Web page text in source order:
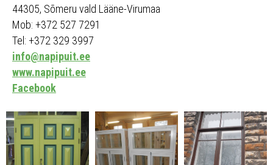
44305, Sõmeru vald Lääne-Virumaa
Mob: +372 527 7291
Tel: +372 329 3997
info@napipuit.ee
www.napipuit.ee
Facebook